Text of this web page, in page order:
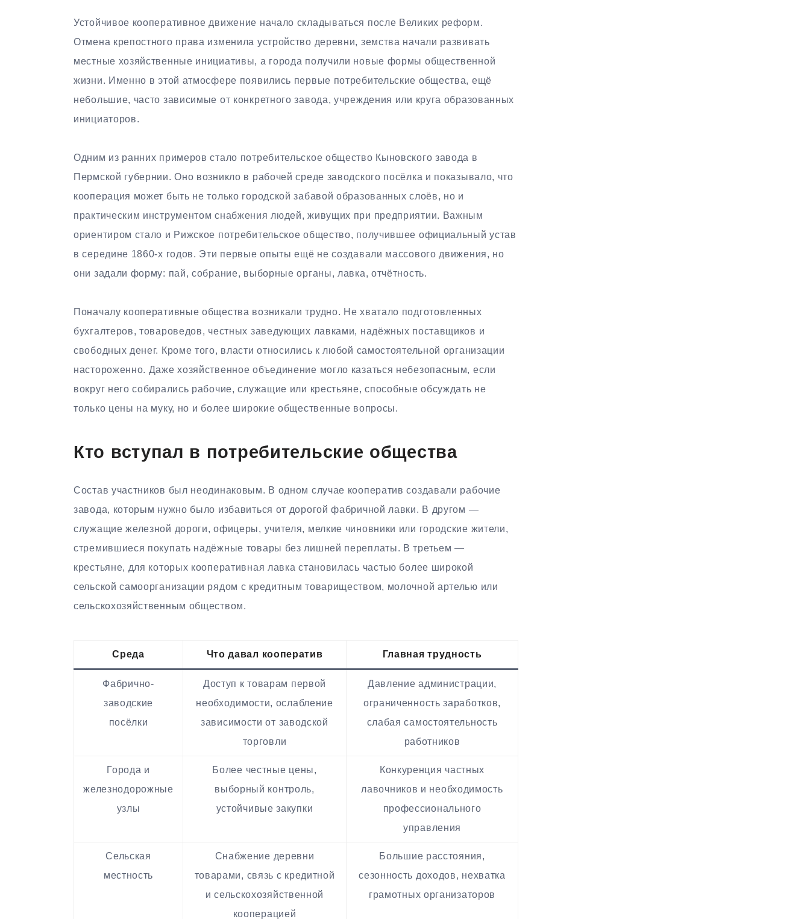
Устойчивое кооперативное движение начало складываться после Великих реформ.
Отмена крепостного права изменила устройство деревни, земства начали развивать
местные хозяйственные инициативы, а города получили новые формы общественной
жизни. Именно в этой атмосфере появились первые потребительские общества, ещё
небольшие, часто зависимые от конкретного завода, учреждения или круга образованных
инициаторов.
Одним из ранних примеров стало потребительское общество Кыновского завода в
Пермской губернии. Оно возникло в рабочей среде заводского посёлка и показывало, что
кооперация может быть не только городской забавой образованных слоёв, но и
практическим инструментом снабжения людей, живущих при предприятии. Важным
ориентиром стало и Рижское потребительское общество, получившее официальный устав
в середине 1860-х годов. Эти первые опыты ещё не создавали массового движения, но
они задали форму: пай, собрание, выборные органы, лавка, отчётность.
Поначалу кооперативные общества возникали трудно. Не хватало подготовленных
бухгалтеров, товароведов, честных заведующих лавками, надёжных поставщиков и
свободных денег. Кроме того, власти относились к любой самостоятельной организации
настороженно. Даже хозяйственное объединение могло казаться небезопасным, если
вокруг него собирались рабочие, служащие или крестьяне, способные обсуждать не
только цены на муку, но и более широкие общественные вопросы.
Кто вступал в потребительские общества
Состав участников был неодинаковым. В одном случае кооператив создавали рабочие
завода, которым нужно было избавиться от дорогой фабричной лавки. В другом —
служащие железной дороги, офицеры, учителя, мелкие чиновники или городские жители,
стремившиеся покупать надёжные товары без лишней переплаты. В третьем —
крестьяне, для которых кооперативная лавка становилась частью более широкой
сельской самоорганизации рядом с кредитным товариществом, молочной артелью или
сельскохозяйственным обществом.
Среда Что давал кооператив Главная трудность
Фабрично-
заводские
посёлки
Доступ к товарам первой
необходимости, ослабление
зависимости от заводской
торговли
Давление администрации,
ограниченность заработков,
слабая самостоятельность
работников
Города и
железнодорожные
узлы
Более честные цены,
выборный контроль,
устойчивые закупки
Конкуренция частных
лавочников и необходимость
профессионального
управления
Сельская
местность
Снабжение деревни
товарами, связь с кредитной
и сельскохозяйственной
кооперацией
Большие расстояния,
сезонность доходов, нехватка
грамотных организаторов